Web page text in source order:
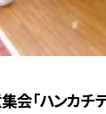
集会「ハンカチ